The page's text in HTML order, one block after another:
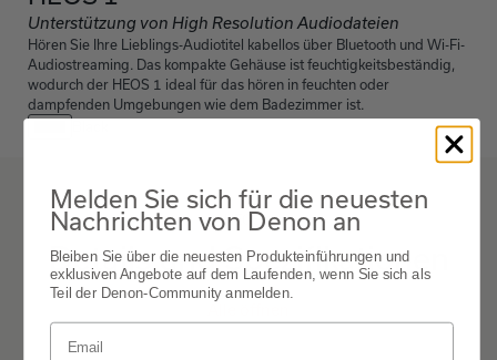
Unterstützung von High Resolution Audiodateien
Hören Sie Ihre Lieblings-Audiotitel kabellos über Bluetooth und Wi-Fi-
Audiostreaming. Das kompakte Gehäuse ist feuchtigkeitsbeständig,
wodurch der HEOS 1 ideal für das hören in feuchten oder
dampfenden Umgebungen wie dem Badezimmer ist.
HEOS 1
Details und Spezifikationen
Melden Sie sich für die neuesten
Nachrichten von Denon an
Bleiben Sie über die neuesten Produkteinführungen und
exklusiven Angebote auf dem Laufenden, wenn Sie sich als
Teil der Denon-Community anmelden.